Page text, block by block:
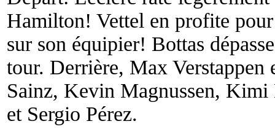
Hamilton! Vettel en profite
sur son équipier! Bottas
tour. Derrière, Max Verstappen
Sainz, Kevin Magnussen,
et Sergio Pérez.